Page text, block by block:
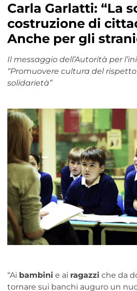
Carla Garlatti: “La
costruzione di
Anche per gli
Il messaggio dell’Autorità per
“Promuovere cultura del rispetto
solidarietà”
“Ai bambini e ai ragazzi che da
tornare sui banchi auguro un